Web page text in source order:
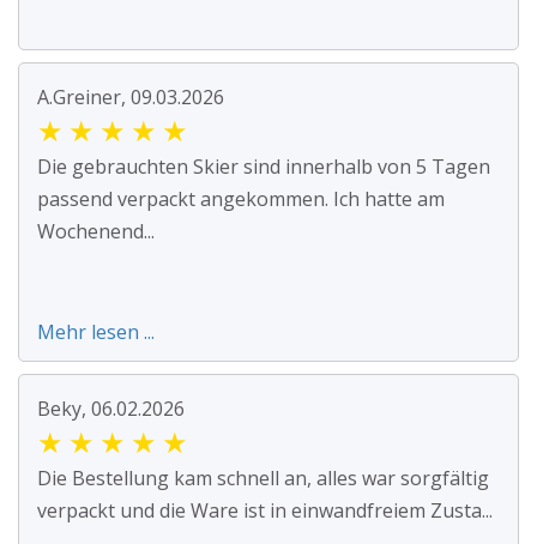
A.Greiner, 09.03.2026
★ ★ ★ ★ ★
Die gebrauchten Skier sind innerhalb von 5 Tagen
passend verpackt angekommen. Ich hatte am
Wochenend...
Mehr lesen ...
Beky, 06.02.2026
★ ★ ★ ★ ★
Die Bestellung kam schnell an, alles war sorgfältig
verpackt und die Ware ist in einwandfreiem Zusta...